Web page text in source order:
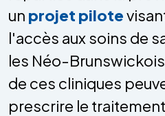
un projet pilote
l'accès aux soins de
les Néo-
de ces cliniques
prescrire le